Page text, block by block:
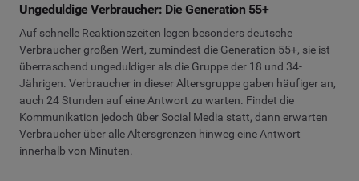
Ungeduldige Verbraucher: Die Generation 55+
Auf schnelle Reaktionszeiten legen besonders deutsche
Verbraucher großen Wert, zumindest die Generation 55+, sie ist
überraschend ungeduldiger als die Gruppe der 18 und 34-
Jährigen. Verbraucher in dieser Altersgruppe gaben häufiger an,
auch 24 Stunden auf eine Antwort zu warten. Findet die
Kommunikation jedoch über Social Media statt, dann erwarten
Verbraucher über alle Altersgrenzen hinweg eine Antwort
innerhalb von Minuten.